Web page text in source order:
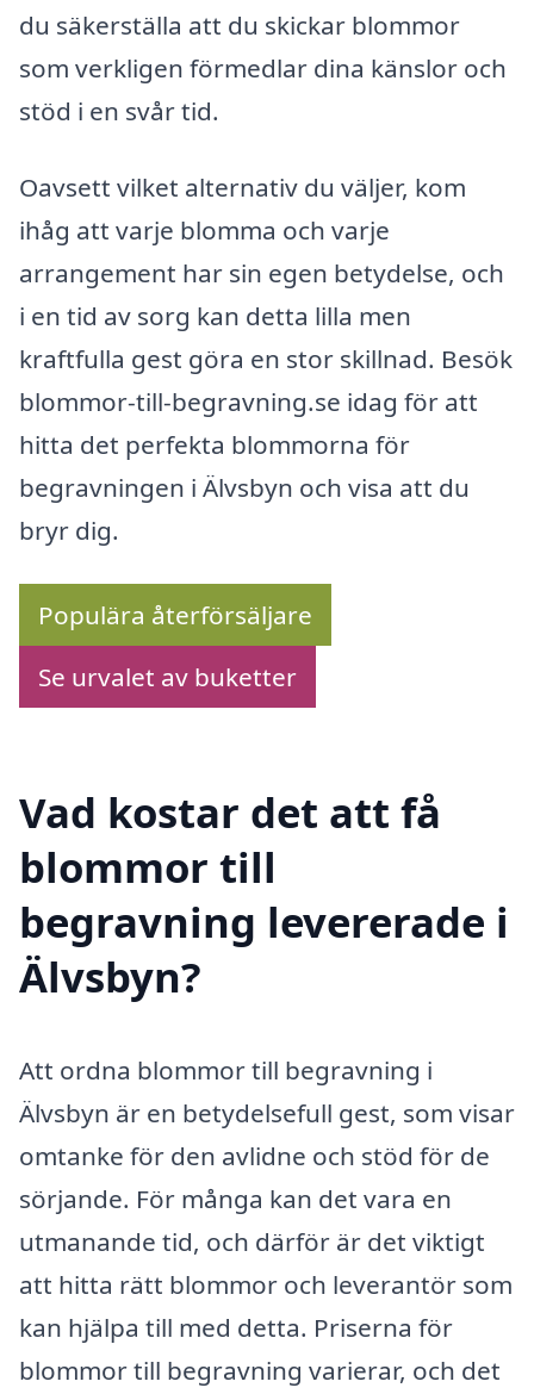
du säkerställa att du skickar blommor
som verkligen förmedlar dina känslor och
stöd i en svår tid.
Oavsett vilket alternativ du väljer, kom
ihåg att varje blomma och varje
arrangement har sin egen betydelse, och
i en tid av sorg kan detta lilla men
kraftfulla gest göra en stor skillnad. Besök
blommor-till-begravning.se idag för att
hitta det perfekta blommorna för
begravningen i Älvsbyn och visa att du
bryr dig.
Populära återförsäljare
Se urvalet av buketter
Vad kostar det att få
blommor till
begravning levererade i
Älvsbyn?
Att ordna blommor till begravning i
Älvsbyn är en betydelsefull gest, som visar
omtanke för den avlidne och stöd för de
sörjande. För många kan det vara en
utmanande tid, och därför är det viktigt
att hitta rätt blommor och leverantör som
kan hjälpa till med detta. Priserna för
blommor till begravning varierar, och det